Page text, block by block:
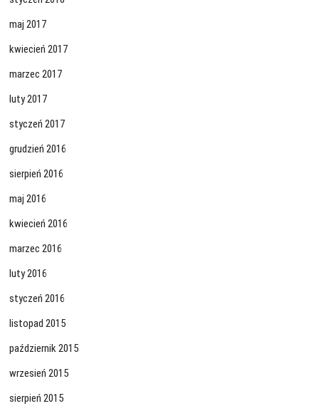
maj 2017
kwiecień 2017
marzec 2017
luty 2017
styczeń 2017
grudzień 2016
sierpień 2016
maj 2016
kwiecień 2016
marzec 2016
luty 2016
styczeń 2016
listopad 2015
październik 2015
wrzesień 2015
sierpień 2015